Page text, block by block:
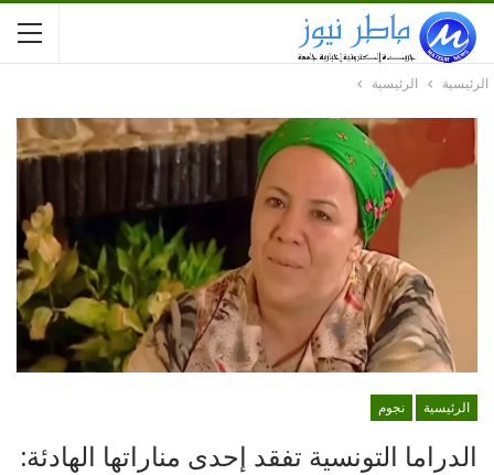
الرئيسية الرئيسية
الرئيسية نجوم
الدراما التونسية تفقد إحدى مناراتها الهادئة: